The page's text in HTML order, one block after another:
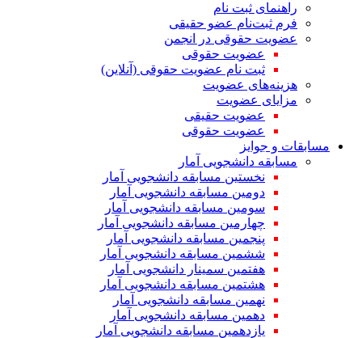
راهنمای ثبت نام
فرم ثبت‌نام عضو حقیقی
عضویت حقوقی در انجمن
عضویت حقوقی
ثبت نام عضویت حقوقی (آنلاین)
هزینه‌های عضویت
مزایای عضویت
عضویت حقیقی
عضویت حقوقی
مسابقات و جوایز
مسابقه دانشجویی آمار
نخستین مسابقه دانشجویی آمار
دومین مسابقه دانشجویی آمار
سومین مسابقه دانشجویی آمار
چهارمین مسابقه دانشجویی آمار
پنجمین مسابقه دانشجویی آمار
ششمین مسابقه دانشجویی آمار
هفتمین سمینار دانشجویی آمار
هشتمین مسابقه دانشجویی آمار
نهمین مسابقه دانشجویی آمار
دهمین مسابقه دانشجویی آمار
یازدهمین مسابقه دانشجویی آمار